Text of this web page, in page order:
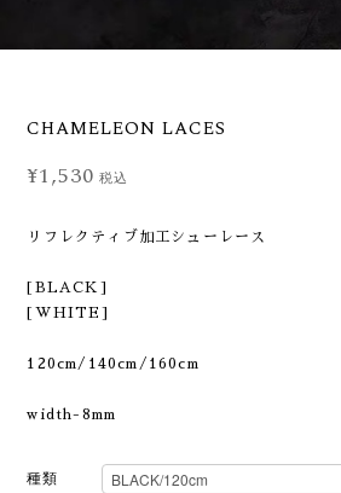
CHAMELEON LACES
¥1,530 税込
リフレクティブ加工シューレース
[BLACK]
[WHITE]
120cm/140cm/160cm
width-8mm
種類